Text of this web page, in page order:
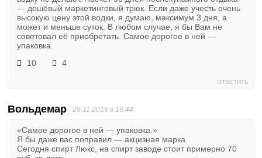
— дешёвый маркетинговый трюк. Если даже учесть очень
высокую цену этой водки, я думаю, максимум 3 дня, а
может и меньше суток. В любом случае, я бы Вам не
советовал её приобретать. Самое дорогое в ней —
упаковка.
10
4
ОТВЕТИТЬ
Вольдемар 29.11.2016 в 16:44
«Самое дорогое в ней — упаковка.»
Я бы даже вас поправил — акцизная марка.
Сегодня спирт Люкс, на спирт заводе стоит примерно 70